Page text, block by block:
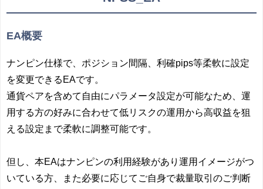
EA概要
ナンピン仕様で、ポジション間隔、利確pips等柔軟に設定
を変更できるEAです。
通貨ペアを含めて自由にパラメータ設定が可能なため、運
用する方の好みに合わせて低リスクの運用から高収益を狙
える設定まで柔軟に調整可能です。
但し、本EAはナンピンの利用経験があり運用イメージがつ
いている方、また必要に応じてご自身で裁量取引のご判断